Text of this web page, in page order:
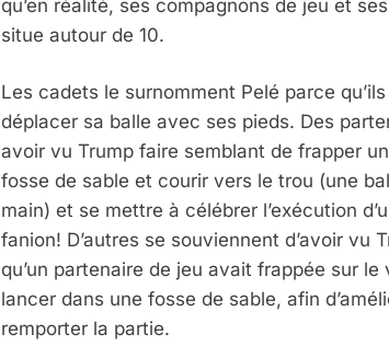
qu’en réalité, ses compagnons de jeu et
situe autour de 10.
Les cadets le surnomment Pelé parce
déplacer sa balle avec ses pieds. Des
avoir vu Trump faire semblant de frapper
fosse de sable et courir vers le trou (une
main) et se mettre à célébrer l’exécution
fanion! D’autres se souviennent d’avoir vu
qu’un partenaire de jeu avait frappée sur
lancer dans une fosse de sable, afin
remporter la partie.